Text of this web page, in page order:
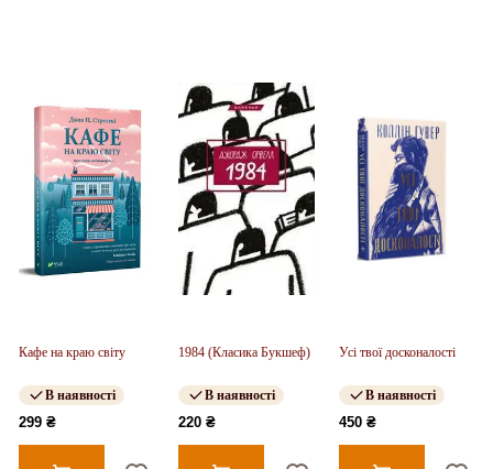
Кафе на краю світу
В наявності
299 ₴
1984 (Класика Букшеф)
В наявності
220 ₴
Усі твої досконалості
В наявності
450 ₴